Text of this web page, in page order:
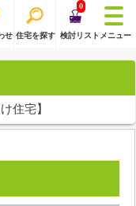
せ 住宅を探す
0
検討リスト メニュー
住宅】